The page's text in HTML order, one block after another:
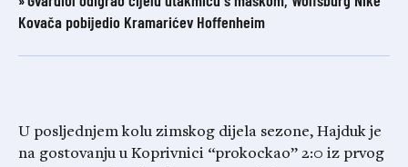
Kovača pobijedio Kramarićev Hoffenheim
U posljednjem kolu zimskog dijela sezone, Hajduk je
na gostovanju u Koprivnici “prokockao” 2:0 iz prvog